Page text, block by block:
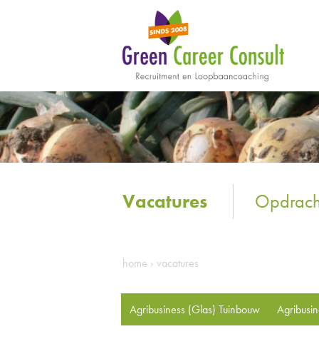
Vacatures
home › vacatures
Agribusiness (Glas) Tuinbouw